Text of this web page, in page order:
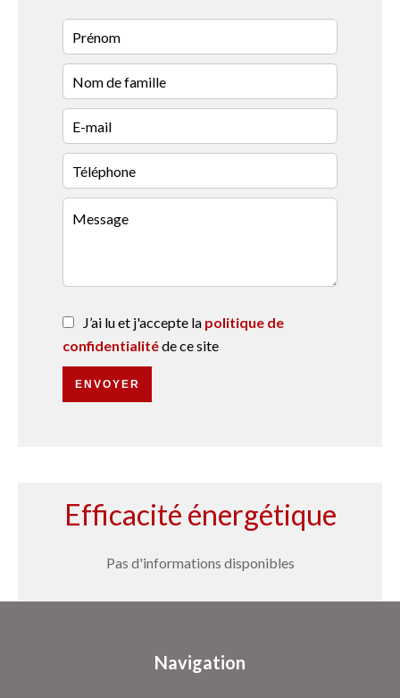
J’ai lu et j'accepte la politique de
confidentialitéde ce site
ENVOYER
Efficacité énergétique
Pas d'informations disponibles
Navigation